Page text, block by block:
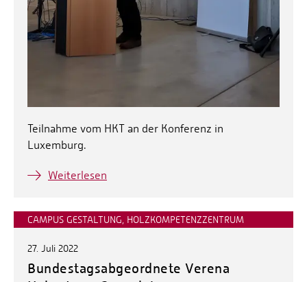
Teilnahme vom HKT an der Konferenz in
Luxemburg.
Weiterlesen
CAMPUS GESTALTUNG, HOLZKOMPETENZZENTRUM
27. Juli 2022
Bundestagsabgeordnete Verena